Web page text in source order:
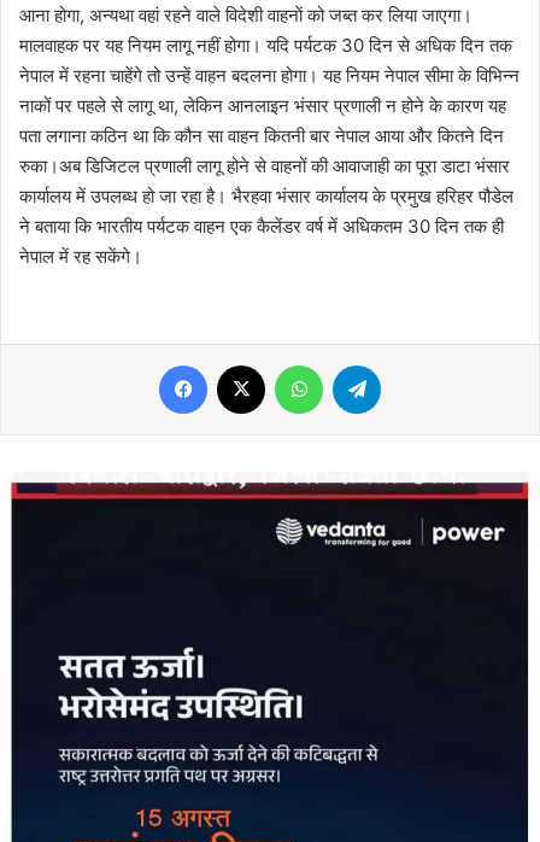
आना होगा, अन्यथा वहां रहने वाले विदेशी वाहनाें को जब्त कर लिया जाएगा।
मालवाहक पर यह नियम लागू नहीं होगा। यदि पर्यटक 30 दिन से अधिक दिन तक
नेपाल में रहना चाहेंगे तो उन्हें वाहन बदलना होगा। यह नियम नेपाल सीमा के विभिन्न
नाकों पर पहले से लागू था, लेकिन आनलाइन भंसार प्रणाली न होने के कारण यह
पता लगाना कठिन था कि कौन सा वाहन कितनी बार नेपाल आया और कितने दिन
रुका।अब डिजिटल प्रणाली लागू होने से वाहनों की आवाजाही का पूरा डाटा भंसार
कार्यालय में उपलब्ध हो जा रहा है। भैरहवा भंसार कार्यालय के प्रमुख हरिहर पौडेल
ने बताया कि भारतीय पर्यटक वाहन एक कैलेंडर वर्ष में अधिकतम 30 दिन तक ही
नेपाल में रह सकेंगे।
Facebook WhatsApp